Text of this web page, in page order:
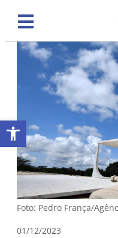
Abrir a barra de ferramentas
Foto: Pedro França/
01/12/2023